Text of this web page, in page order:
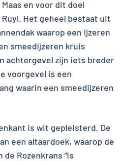
en voor dit doel
Het geheel bestaat uit
waarop een ijzeren
smeedijzeren kruis
achtergevel zijn iets breder
voorgevel is een
waarin een smeedijzeren
is wit gepleisterd. De
een altaardoek, waarop de
de Rozenkrans “is